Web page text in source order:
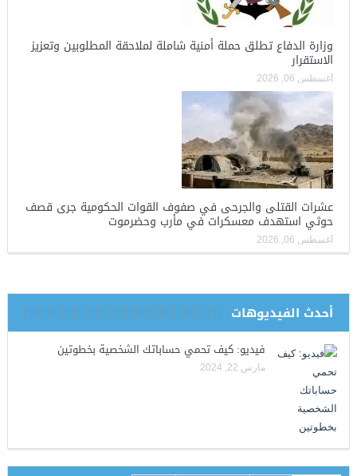
وزارة الدفاع تطلق حملة أمنية شاملة لملاحقة المطلوبين وتعزيز
الاستقرار
أغسطس 06, 2026
عشرات القتلى والجرحى في صفوف القوات الحكومية جرى قصف
حوثي استهدف معسكرات في مأرب وحضرموت
أغسطس 06, 2026
أحدث الفيديوهات
فيديو: كيف تحمي حساباتك الشخصية بخطوتين
مارس 22, 2024